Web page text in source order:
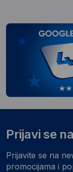
Prijavi se
Prijavite se na
promocijama i